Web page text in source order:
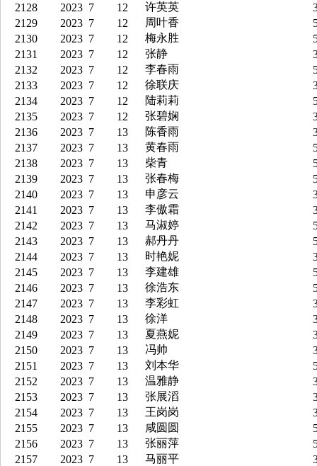
2128
2023 7 12 许英英
2129
2023 7 12 周叶香
2130
2023 7 12 梅永胜
2131
2023 7 12 张静
2132
2023 7 12 李春雨
2133
2023 7 12 徐联庆
2134
2023 7 12 陆莉莉
2135
2023 7 12 张碧娴
2136
2023 7 13 陈香雨
2137
2023 7 13 黄春雨
2138
2023 7 13 柴青
2139
2023 7 13 张春梅
2140
2023 7 13 申彦云
2141
2023 7 13 李傲霜
2142
2023 7 13 马淑婷
2143
2023 7 13 郝丹丹
2144
2023 7 13 时艳妮
2145
2023 7 13 李建雄
2146
2023 7 13 徐浩东
2147
2023 7 13 李彩虹
2148
2023 7 13 徐洋
2149
2023 7 13 夏燕妮
2150
2023 7 13 冯帅
2151
2023 7 13 刘本华
2152
2023 7 13 温雅静
2153
2023 7 13 张展滔
2154
2023 7 13 王岗岗
2155
2023 7 13 咸圆圆
2156
2023 7 13 张丽萍
2157
2023 7 13 马丽平